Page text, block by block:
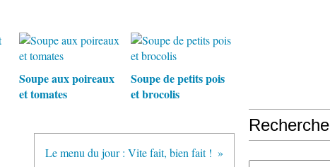
Soupe aux poireaux
et tomates
Soupe de petits pois
et brocolis
Le menu du jour : Vite fait, bien fait !
Recherche